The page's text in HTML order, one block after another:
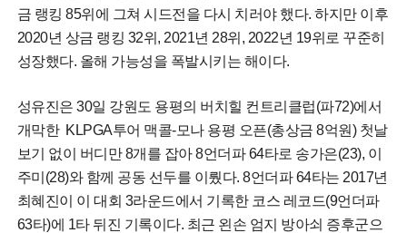
금 랭킹 85위에 그쳐 시드전을 다시 치러야 했다. 하지만 이후
2020년 상금 랭킹 32위, 2021년 28위, 2022년 19위로 꾸준히
성장했다. 올해 가능성을 폭발시키는 해이다.
성유진은 30일 강원도 용평의 버치힐 컨트리클럽(파72)에서
개막한 KLPGA투어 맥콜-모나 용평 오픈(총상금 8억원) 첫날
보기 없이 버디만 8개를 잡아 8언더파 64타로 송가은(23), 이
주미(28)와 함께 공동 선두를 이뤘다. 8언더파 64타는 2017년
최혜진이 이 대회 3라운드에서 기록한 코스 레코드(9언더파
63타)에 1타 뒤진 기록이다. 최근 왼손 엄지 방아쇠 증후군으